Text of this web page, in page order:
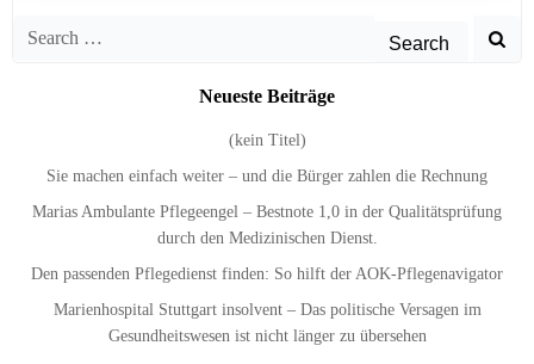
Search
Neueste Beiträge
(kein Titel)
Sie machen einfach weiter – und die Bürger zahlen die Rechnung
Marias Ambulante Pflegeengel – Bestnote 1,0 in der Qualitätsprüfung
durch den Medizinischen Dienst.
Den passenden Pflegedienst finden: So hilft der AOK-Pflegenavigator
Marienhospital Stuttgart insolvent – Das politische Versagen im
Gesundheitswesen ist nicht länger zu übersehen